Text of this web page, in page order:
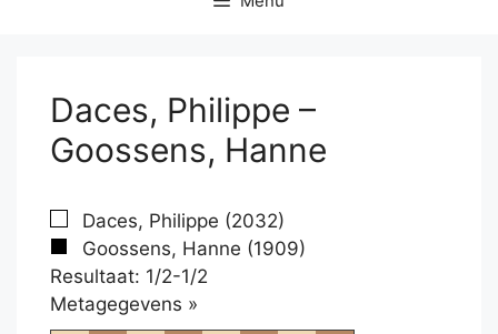
Daces, Philippe –
Goossens, Hanne
Daces, Philippe (2032)
Goossens, Hanne (1909)
Resultaat: 1/2-1/2
Metagegevens »